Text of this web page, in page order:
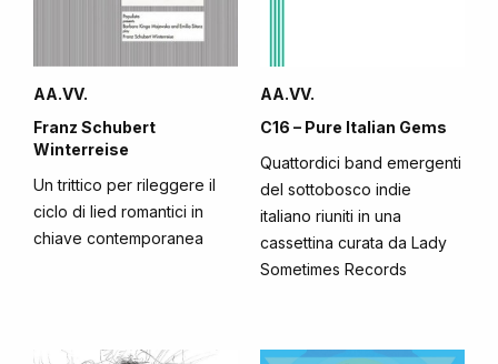
AA.VV.
Franz Schubert
Winterreise
Un trittico per rileggere il
ciclo di lied romantici in
chiave contemporanea
AA.VV.
C16 – Pure Italian Gems
Quattordici band emergenti
del sottobosco indie
italiano riuniti in una
cassettina curata da Lady
Sometimes Records